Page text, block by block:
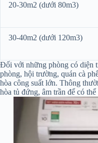
20-30m2 (dưới 80m3)
30-40m2 (dưới 120m3)
Đối với những phòng có diện
phòng, hội trường, quán cà
hòa công suất lớn. Thông
hòa tủ đứng, âm trần để có